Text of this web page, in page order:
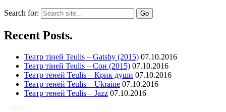
Search for:
Recent Posts.
Театр тіней Teulis – Gatsby (2015) 07.10.2016
Театр тіней Teulis – Сон (2015) 07.10.2016
Театр теней Teulis – Крик души 07.10.2016
Театр теней Teulis – Ukraine 07.10.2016
Театр теней Teulis – Jazz 07.10.2016